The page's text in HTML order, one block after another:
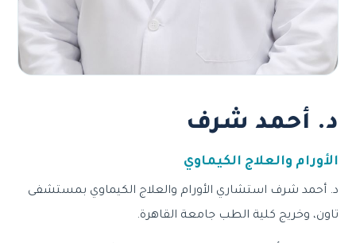
د. أحمد شرف
الأورام والعلاج الكيماوي
د. أحمد شرف استشاري الأورام والعلاج الكيماوي بمستشفى
تاون، وخريج كلية الطب جامعة القاهرة.